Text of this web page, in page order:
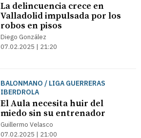
La delincuencia crece en
Valladolid impulsada por los
robos en pisos
Diego González
07.02.2025 | 21:20
BALONMANO / LIGA GUERRERAS
IBERDROLA
El Aula necesita huir del
miedo sin su entrenador
Guillermo Velasco
07.02.2025 | 21:00